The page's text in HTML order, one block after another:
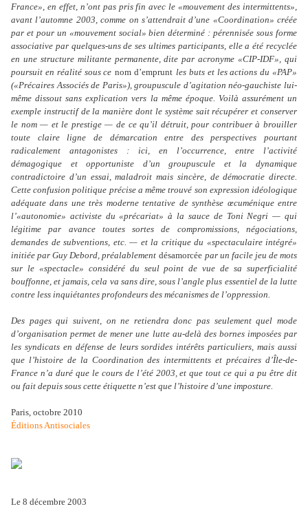
France», en effet, n’ont pas pris fin avec le «mouvement des intermittents»,
avant l’automne 2003, comme on s’attendrait d’une «Coordination» créée
par et pour un «mouvement social» bien déterminé : pérennisée sous forme
associative par quelques-uns de ses ultimes participants, elle a été recyclée
en une structure militante permanente, dite par acronyme «CIP-IDF», qui
poursuit en réalité sous ce nom d’emprunt les buts et les actions du «PAP»
(«Précaires Associés de Paris»), groupuscule d’agitation néo-gauchiste lui-
même dissout sans explication vers la même époque. Voilà assurément un
exemple instructif de la manière dont le système sait récupérer et conserver
le nom — et le prestige — de ce qu’il détruit, pour contribuer à brouiller
toute claire ligne de démarcation entre des perspectives pourtant
radicalement antagonistes : ici, en l’occurrence, entre l’activité
démagogique et opportuniste d’un groupuscule et la dynamique
contradictoire d’un essai, maladroit mais sincère, de démocratie directe.
Cette confusion politique précise a même trouvé son expression idéologique
adéquate dans une très moderne tentative de synthèse œcuménique entre
l’«autonomie» activiste du «précariat» à la sauce de Toni Negri — qui
légitime par avance toutes sortes de compromissions, négociations,
demandes de subventions, etc. — et la critique du «spectaculaire intégré»
initiée par Guy Debord, préalablement désamorcée par un facile jeu de mots
sur le «spectacle» considéré du seul point de vue de sa superficialité
bouffonne, et jamais, cela va sans dire, sous l’angle plus essentiel de la lutte
contre less inquiétantes profondeurs des mécanismes de l’oppression.
Des pages qui suivent, on ne retiendra donc pas seulement quel mode
d’organisation permet de mener une lutte au-delà des bornes imposées par
les syndicats en défense de leurs sordides intérêts particuliers, mais aussi
que l’histoire de la Coordination des intermittents et précaires d’Île-de-
France n’a duré que le cours de l’été 2003, et que tout ce qui a pu être dit
ou fait depuis sous cette étiquette n’est que l’histoire d’une imposture.
Paris, octobre 2010
Éditions Antisociales
Le 8 décembre 2003